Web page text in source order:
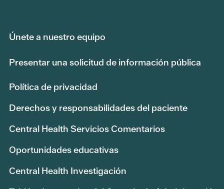
Únete a nuestro equipo
Presentar una solicitud de información pública
Política de privacidad
Derechos y responsabilidades del paciente
Central Health Servicios Comentarios
Oportunidades educativas
Central Health Investigación